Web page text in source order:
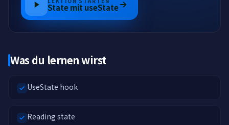
State mit useState
Was du lernen wirst
UseState hook
Reading state